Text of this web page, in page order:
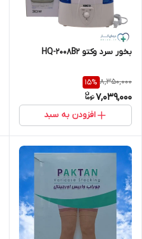
بخور سرد وکتو HQ-2008B2
8,350,000
15%
7,039,000
افزودن به سبد